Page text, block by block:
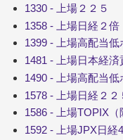
1330 - 上場２２５
1358 - 上場日経２倍
1399 - 上場高配当低
1481 - 上場日本経済
1490 - 上場高配当低
1578 - 上場日経２２
1586 - 上場TOPIX（
1592 - 上場JPX日経